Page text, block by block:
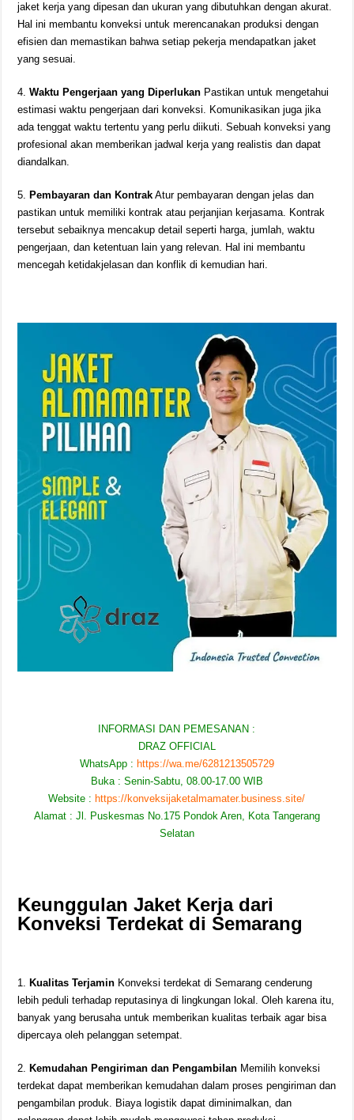
jaket kerja yang dipesan dan ukuran yang dibutuhkan dengan akurat.
Hal ini membantu konveksi untuk merencanakan produksi dengan
efisien dan memastikan bahwa setiap pekerja mendapatkan jaket
yang sesuai.
4.Waktu Pengerjaan yang Diperlukan Pastikan untuk mengetahui
estimasi waktu pengerjaan dari konveksi. Komunikasikan juga jika
ada tenggat waktu tertentu yang perlu diikuti. Sebuah konveksi yang
profesional akan memberikan jadwal kerja yang realistis dan dapat
diandalkan.
5. Pembayaran dan Kontrak Atur pembayaran dengan jelas dan
pastikan untuk memiliki kontrak atau perjanjian kerjasama. Kontrak
tersebut sebaiknya mencakup detail seperti harga, jumlah, waktu
pengerjaan, dan ketentuan lain yang relevan. Hal ini membantu
mencegah ketidakjelasan dan konflik di kemudian hari.
INFORMASI DAN PEMESANAN :
DRAZ OFFICIAL
WhatsApp : https://wa.me/6281213505729
Buka : Senin-Sabtu, 08.00-17.00 WIB
Website : https://konveksijaketalmamater.business.site/
Alamat : Jl. Puskesmas No.175 Pondok Aren, Kota Tangerang
Selatan
Keunggulan Jaket Kerja dari
Konveksi Terdekat di Semarang
1. Kualitas Terjamin Konveksi terdekat di Semarang cenderung
lebih peduli terhadap reputasinya di lingkungan lokal. Oleh karena itu,
banyak yang berusaha untuk memberikan kualitas terbaik agar bisa
dipercaya oleh pelanggan setempat.
2. Kemudahan Pengiriman dan Pengambilan Memilih konveksi
terdekat dapat memberikan kemudahan dalam proses pengiriman dan
pengambilan produk. Biaya logistik dapat diminimalkan, dan